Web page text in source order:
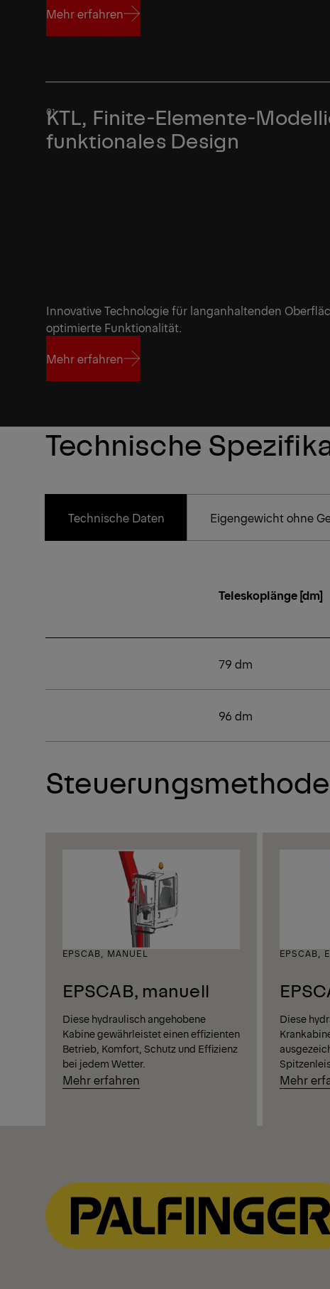
Mehr erfahren
KTL, Finite-Elemente-
funktionales Design
Innovative Technologie für langanhaltenden
optimierte Funktionalität.
Mehr erfahren
Technische
Technische Daten Eigengewicht ohne
Teleskoplänge [dm]
79 dm
96 dm
EPSCAB, MANUEL
EPSCAB, manuell
Diese hydraulisch angehobene
Kabine gewährleistet einen effizienten
Betrieb, Komfort, Schutz und Effizienz
bei jedem Wetter.
Mehr erfahren
EPSCAB,
Diese
Mehr